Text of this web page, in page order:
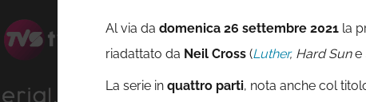
Al via da domenica 26 settembre 2021 la
riadattato da Neil Cross (Luther, Hard Sune
La serie in quattro parti, nota anche col